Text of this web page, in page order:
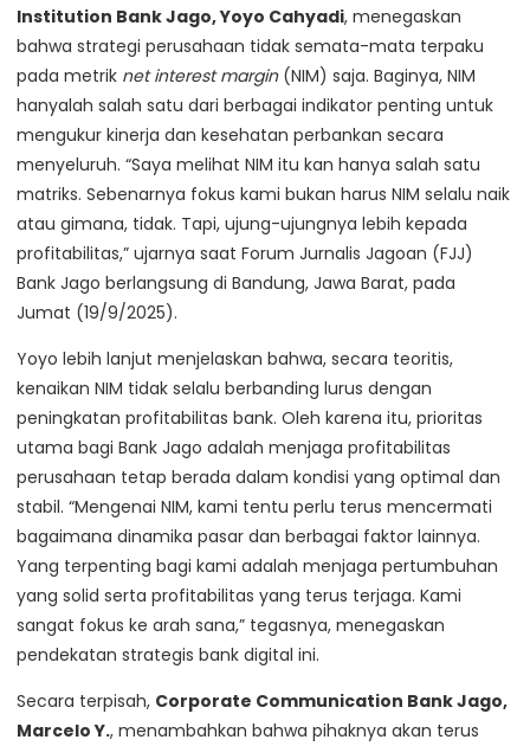
Institution Bank Jago, Yoyo Cahyadi, menegaskan
bahwa strategi perusahaan tidak semata-mata terpaku
pada metrik net interest margin(NIM) saja. Baginya, NIM
hanyalah salah satu dari berbagai indikator penting untuk
mengukur kinerja dan kesehatan perbankan secara
menyeluruh. “Saya melihat NIM itu kan hanya salah satu
matriks. Sebenarnya fokus kami bukan harus NIM selalu naik
atau gimana, tidak. Tapi, ujung-ujungnya lebih kepada
profitabilitas,” ujarnya saat Forum Jurnalis Jagoan (FJJ)
Bank Jago berlangsung di Bandung, Jawa Barat, pada
Jumat (19/9/2025).
Yoyo lebih lanjut menjelaskan bahwa, secara teoritis,
kenaikan NIM tidak selalu berbanding lurus dengan
peningkatan profitabilitas bank. Oleh karena itu, prioritas
utama bagi Bank Jago adalah menjaga profitabilitas
perusahaan tetap berada dalam kondisi yang optimal dan
stabil. “Mengenai NIM, kami tentu perlu terus mencermati
bagaimana dinamika pasar dan berbagai faktor lainnya.
Yang terpenting bagi kami adalah menjaga pertumbuhan
yang solid serta profitabilitas yang terus terjaga. Kami
sangat fokus ke arah sana,” tegasnya, menegaskan
pendekatan strategis bank digital ini.
Secara terpisah, Corporate Communication Bank Jago,
Marcelo Y., menambahkan bahwa pihaknya akan terus